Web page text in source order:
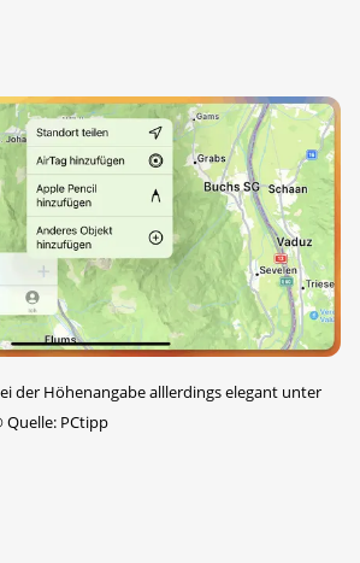
der Höhenangabe alllerdings elegant unter
Quelle: PCtipp